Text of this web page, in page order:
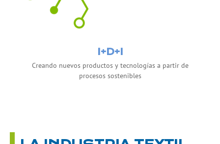
I+D+I
Creando nuevos productos y tecnologías a partir de
procesos sostenibles